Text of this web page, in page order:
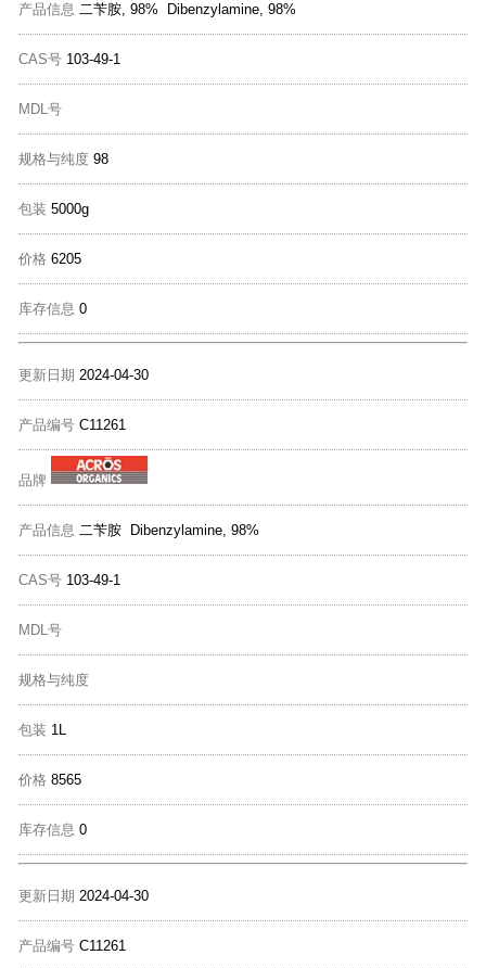
产品信息 二苄胺, 98% Dibenzylamine, 98%
CAS号 103-49-1
MDL号
规格与纯度 98
包装 5000g
价格 6205
库存信息 0
更新日期 2024-04-30
产品编号 C11261
品牌
产品信息 二苄胺 Dibenzylamine, 98%
CAS号 103-49-1
MDL号
规格与纯度
包装 1L
价格 8565
库存信息 0
更新日期 2024-04-30
产品编号 C11261